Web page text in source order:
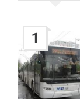
а
ц
і
1